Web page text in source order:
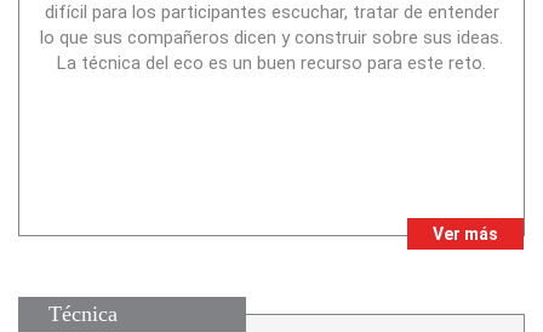
difícil para los participantes escuchar, tratar de entender
lo que sus compañeros dicen y construir sobre sus ideas.
La técnica del eco es un buen recurso para este reto.
Ver más
Técnica